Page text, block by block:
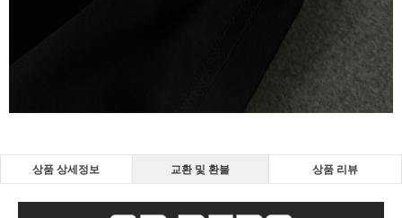
상품 상세정보 교환 및 환불 상품 리뷰